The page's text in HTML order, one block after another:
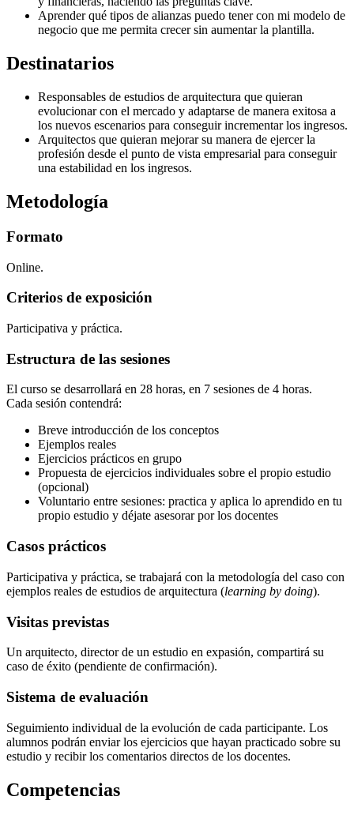
Aprender qué tipos de alianzas puedo tener con mi modelo de
negocio que me permita crecer sin aumentar la plantilla.
Destinatarios
Responsables de estudios de arquitectura que quieran
evolucionar con el mercado y adaptarse de manera exitosa a
los nuevos escenarios para conseguir incrementar los ingresos.
Arquitectos que quieran mejorar su manera de ejercer la
profesión desde el punto de vista empresarial para conseguir
una estabilidad en los ingresos.
Metodología
Formato
Online.
Criterios de exposición
Participativa y práctica.
Estructura de las sesiones
El curso se desarrollará en 28 horas, en 7 sesiones de 4 horas.
Cada sesión contendrá:
Breve introducción de los conceptos
Ejemplos reales
Ejercicios prácticos en grupo
Propuesta de ejercicios individuales sobre el propio estudio
(opcional)
Voluntario entre sesiones: practica y aplica lo aprendido en tu
propio estudio y déjate asesorar por los docentes
Casos prácticos
Participativa y práctica, se trabajará con la metodología del caso con
ejemplos reales de estudios de arquitectura (learning by doing).
Visitas previstas
Un arquitecto, director de un estudio en expasión, compartirá su
caso de éxito (pendiente de confirmación).
Sistema de evaluación
Seguimiento individual de la evolución de cada participante. Los
alumnos podrán enviar los ejercicios que hayan practicado sobre su
estudio y recibir los comentarios directos de los docentes.
Competencias